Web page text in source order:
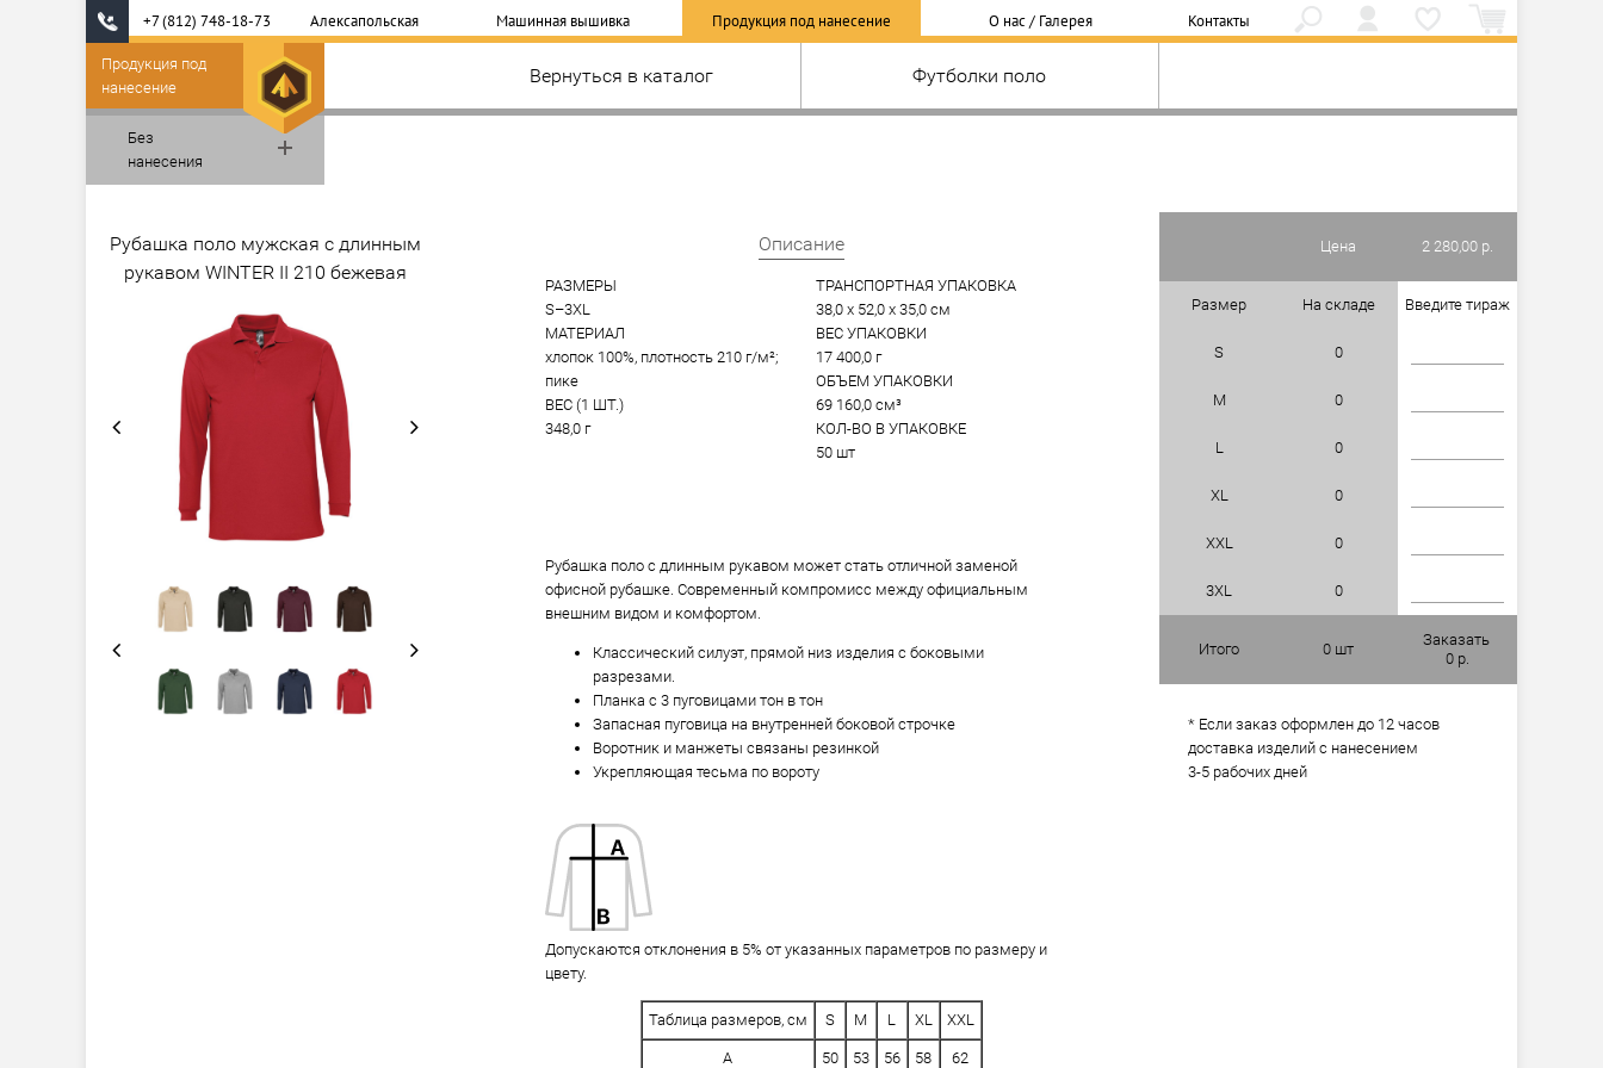
+7 (812) 748-18-73 Алексапольская Машинная вышивка Продукция под нанесение О нас / Галерея Контакты
Вернуться в каталог Футболки поло
Продукция под
нанесение
Без
нанесения
Рубашка поло мужская с длинным
рукавом WINTER II 210 бежевая
Цена 2 280,00 р.
Размер На складе Введите тираж
S 0
M 0
L 0
XL 0
XXL 0
3XL 0
Итого 0 шт
Заказать
0 р.
* Если заказ оформлен до 12 часов
доставка изделий с нанесением
3-5 рабочих дней
Описание
РАЗМЕРЫ
S–3XL
МАТЕРИАЛ
хлопок 100%, плотность 210 г/м²;
пике
ВЕС (1 ШТ.)
348,0 г
ТРАНСПОРТНАЯ УПАКОВКА
38,0 x 52,0 x 35,0 см
ВЕС УПАКОВКИ
17 400,0 г
ОБЪЕМ УПАКОВКИ
69 160,0 см³
КОЛ-ВО В УПАКОВКЕ
50 шт
Рубашка поло с длинным рукавом может стать отличной заменой
офисной рубашке. Современный компромисс между официальным
внешним видом и комфортом.
Классический силуэт, прямой низ изделия с боковыми
разрезами.
Планка с 3 пуговицами тон в тон
Запасная пуговица на внутренней боковой строчке
Воротник и манжеты связаны резинкой
Укрепляющая тесьма по вороту
Допускаются отклонения в 5% от указанных параметров по размеру и
цвету.
Таблица размеров, см S M L XL XXL
A 50 53 56 58 62